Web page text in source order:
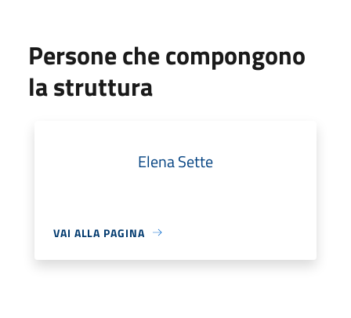
Persone che compongono
la struttura
Elena Sette
VAI ALLA PAGINA